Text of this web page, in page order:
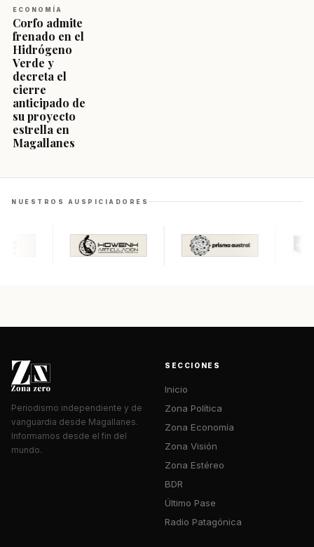
ECONOMÍA
Corfo admite
frenado en el
Hidrógeno
Verde y
decreta el
cierre
anticipado de
su proyecto
estrella en
Magallanes
NUESTROS AUSPICIADORES
Periodismo independiente y de
vanguardia desde Magallanes.
Informamos desde el fin del
mundo.
SECCIONES
Inicio
Zona Política
Zona Economía
Zona Visión
Zona Estéreo
BDR
Último Pase
Radio Patagónica